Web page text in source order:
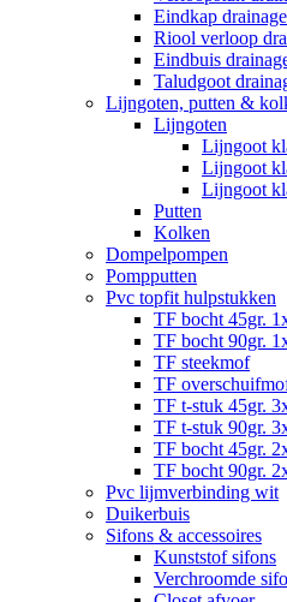
Eindkap drainage
Riool verloop
Eindbuis
Taludgoot
Lijngoten, putten &
Lijngoten
Lijngoot
Lijngoot
Lijngoot
Putten
Kolken
Dompelpompen
Pompputten
Pvc topfit hulpstukken
TF bocht 45gr.
TF bocht 90gr.
TF steekmof
TF
TF t-stuk 45gr.
TF t-stuk 90gr.
TF bocht 45gr.
TF bocht 90gr.
Pvc lijmverbinding wit
Duikerbuis
Sifons & accessoires
Kunststof sifons
Verchroomde